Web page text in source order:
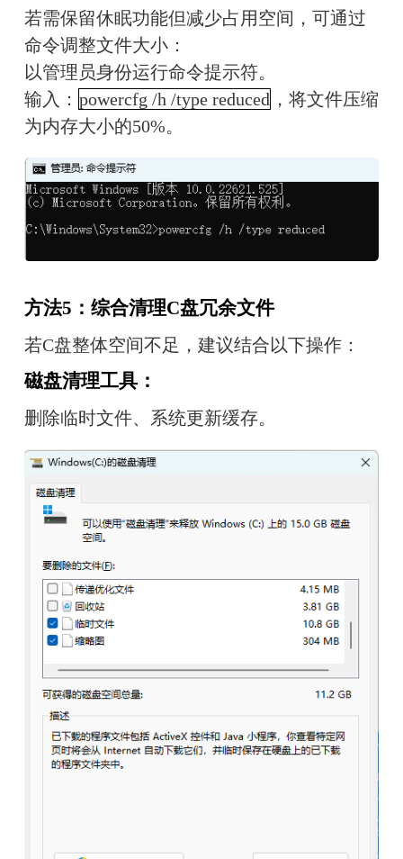
若需保留休眠功能但减少占用空间，可通过
命令调整文件大小：
以管理员身份运行命令提示符。
输入： powercfg /h /type reduced ，将文件压缩
为内存大小的50%。
方法5：综合清理C盘冗余文件
若C盘整体空间不足，建议结合以下操作：
磁盘清理工具：
删除临时文件、系统更新缓存。